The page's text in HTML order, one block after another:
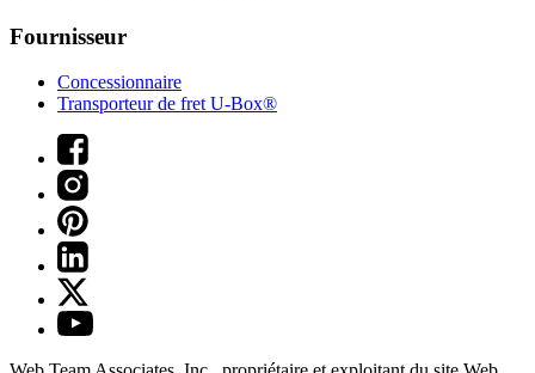
Fournisseur
Concessionnaire
Transporteur de fret U-Box®